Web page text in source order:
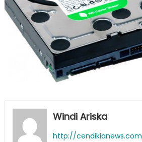
Windi Ariska
http://cendikianews.com